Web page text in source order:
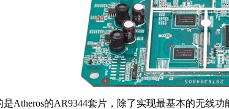
Atheros的AR9344套片，除了实现最基本的无线